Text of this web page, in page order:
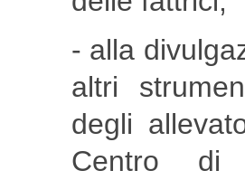
- alla
altri
degli
Centro di